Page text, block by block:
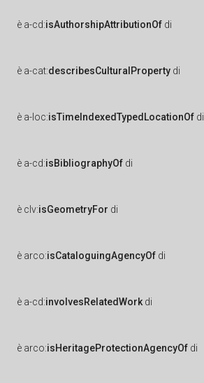
è a-cd:isAuthorshipAttributionOf di
è a-cat:describesCulturalProperty di
è a-loc:isTimeIndexedTypedLocationOf di
è a-cd:isBibliographyOf di
è clv:isGeometryFor di
è arco:isCataloguingAgencyOf di
è a-cd:involvesRelatedWork di
è arco:isHeritageProtectionAgencyOf di